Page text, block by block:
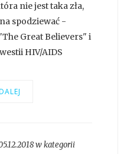
nie jest taka zła,
spodziewać -
Great Believers" i
HIV/AIDS
w kategorii